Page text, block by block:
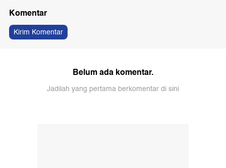
Komentar
Kirim Komentar
Belum ada komentar.
Jadilah yang pertama berkomentar di sini